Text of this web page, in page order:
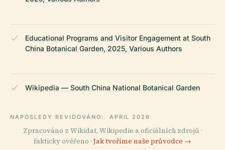
Educational Programs and Visitor Engagement at South
China Botanical Garden, 2025, Various Authors
Wikipedia — South China National Botanical Garden
NAPOSLEDY REVIDOVÁNO: APRIL 2026
Zpracováno z Wikidat, Wikipedie a oficiálních zdrojů ·
fakticky ověřeno · Jak tvoříme naše průvodce →